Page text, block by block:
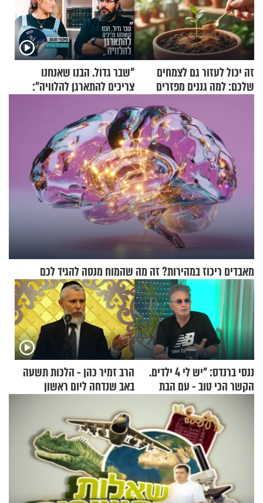
זה יכול לעזור גם לצמחים
שלכם: למה גננים מפזרים
"שבר גדול. הבנו שאנחנו
צריכים להתארגן להלוויה":
וגד דנינו
מאבדים ריכוז במהירות? זה מה שהמוח מנסה להגיד לכם
ננסי ברנדס: "יש לי 4 ילדים.
הקשר הכי טוב - עם הבת
הרב זמיר כהן - הלכות תשעה
באב שנדחה ליום ראשון